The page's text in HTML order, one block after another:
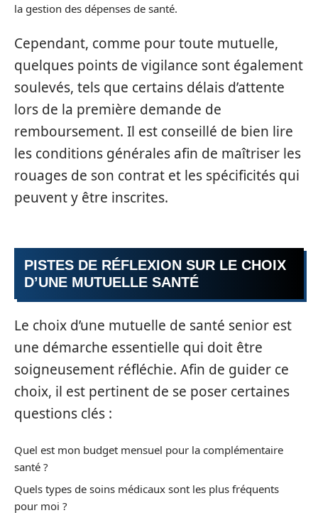
la gestion des dépenses de santé.
Cependant, comme pour toute mutuelle,
quelques points de vigilance sont également
soulevés, tels que certains délais d’attente
lors de la première demande de
remboursement. Il est conseillé de bien lire
les conditions générales afin de maîtriser les
rouages de son contrat et les spécificités qui
peuvent y être inscrites.
PISTES DE RÉFLEXION SUR LE CHOIX
D’UNE MUTUELLE SANTÉ
Le choix d’une mutuelle de santé senior est
une démarche essentielle qui doit être
soigneusement réfléchie. Afin de guider ce
choix, il est pertinent de se poser certaines
questions clés :
Quel est mon budget mensuel pour la complémentaire
santé ?
Quels types de soins médicaux sont les plus fréquents
pour moi ?